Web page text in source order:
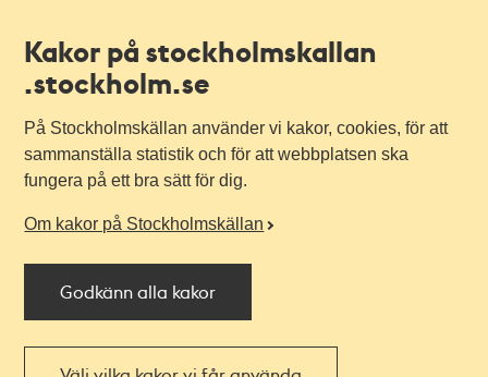
Kakor på stockholmskallan
.stockholm.se
På Stockholmskällan använder vi kakor, cookies, för att
sammanställa statistik och för att webbplatsen ska
fungera på ett bra sätt för dig.
Om kakor på Stockholmskällan
Godkänn alla kakor